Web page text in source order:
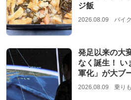
ジ飯
2026.08.09 バイ
発足以来の大
なく誕生！
軍化」が大ブ
2026.08.09 乗り